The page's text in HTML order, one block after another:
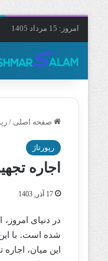
امروز: 15 مرداد 1405
صفحه اصلی /
رپورتاژ
اجاره
17 آذر, 1403
در دنیای
شده است. با این
این میان،